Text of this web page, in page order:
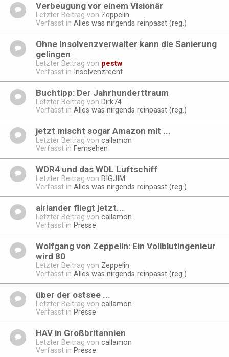
Verbeugung vor einem Visionär
Letzter Beitrag von Zeppelin
Verfasst in Alles was nirgends reinpasst (reg.)
Ohne Insolvenzverwalter kann die Sanierung
gelingen
Letzter Beitrag von pestw
Verfasst in Insolvenzrecht
Buchtipp: Der Jahrhunderttraum
Letzter Beitrag von Dirk74
Verfasst in Alles was nirgends reinpasst (reg.)
jetzt mischt sogar Amazon mit ...
Letzter Beitrag von callamon
Verfasst in Fernsehen
WDR4 und das WDL Luftschiff
Letzter Beitrag von BIGJIM
Verfasst in Alles was nirgends reinpasst (reg.)
airlander fliegt jetzt...
Letzter Beitrag von callamon
Verfasst in Presse
Wolfgang von Zeppelin: Ein Vollblutingenieur
wird 80
Letzter Beitrag von Zeppelin
Verfasst in Alles was nirgends reinpasst (reg.)
über der ostsee ...
Letzter Beitrag von callamon
Verfasst in Presse
HAV in Großbritannien
Letzter Beitrag von callamon
Verfasst in Presse